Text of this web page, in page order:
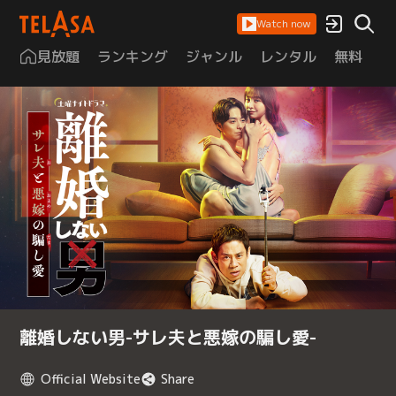
Watch now
見放題 ランキング ジャンル レンタル 無料
離婚しない男-サレ夫と悪嫁の騙し愛-
Official Website Share